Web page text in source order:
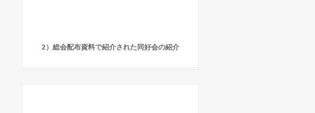
2）総会配布資料で紹介された同好会の紹介